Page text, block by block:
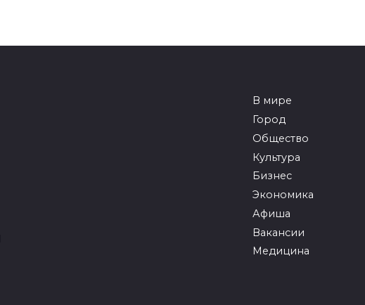
В мире
Город
Общество
Культура
Бизнес
Экономика
Афиша
Вакансии
Медицина